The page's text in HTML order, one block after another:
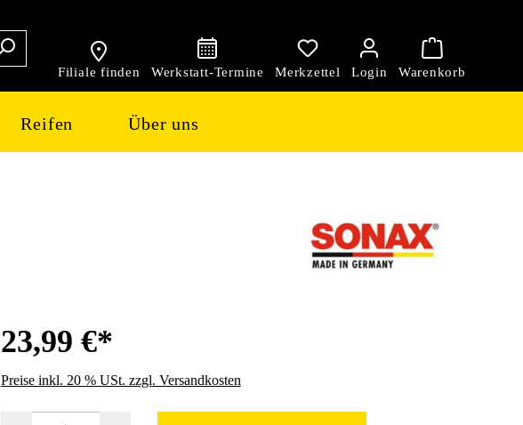
Filiale finden
Reifen Über uns
23,99 €*
Preise inkl. 20 % USt. zzgl. Versandkosten